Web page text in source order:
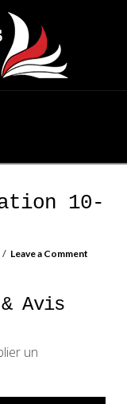
10-
Leave a Comment
Avis
un